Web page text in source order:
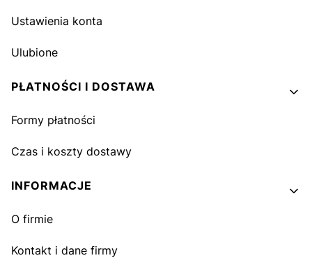
Ustawienia konta
Ulubione
PŁATNOŚCI I DOSTAWA
Formy płatności
Czas i koszty dostawy
INFORMACJE
O firmie
Kontakt i dane firmy